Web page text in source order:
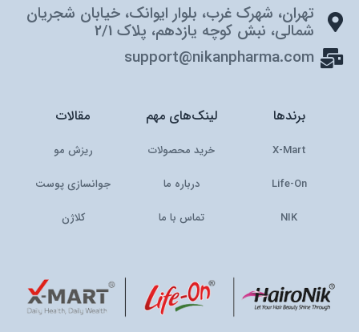
تهران، شهرک غرب، بلوار ایوانک، خیابان شجریان
شمالی، نبش کوچه یازدهم، پلاک 2/1
support@nikanpharma.com
برندها
X-Mart
Life-On
NIK
لینک‌های مهم
خرید محصولات
درباره ما
تماس با ما
مقالات
ریزش مو
جوانسازی پوست
کلاژن